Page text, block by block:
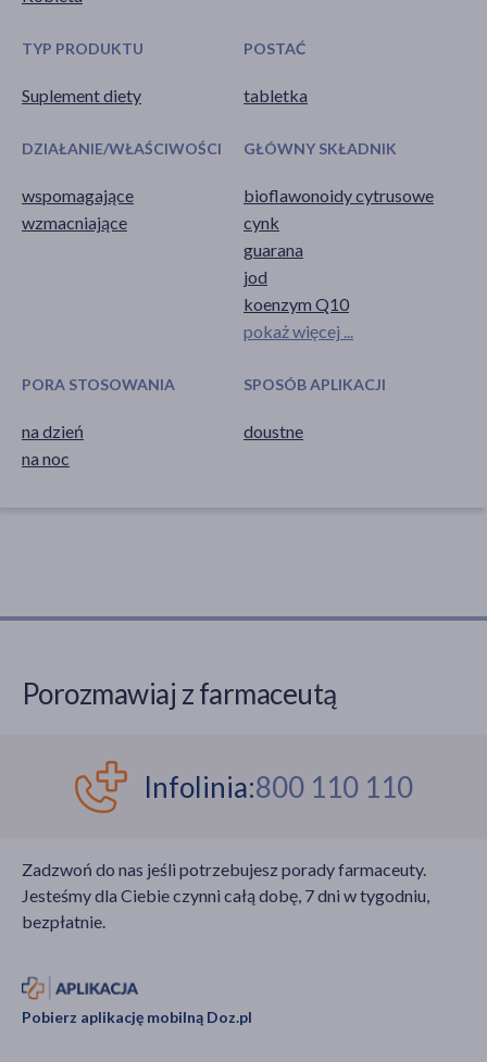
TYP PRODUKTU
Suplement diety
POSTAĆ
tabletka
DZIAŁANIE/WŁAŚCIWOŚCI
wspomagające
wzmacniające
GŁÓWNY SKŁADNIK
bioflawonoidy cytrusowe
cynk
guarana
jod
koenzym Q10
pokaż więcej ...
PORA STOSOWANIA
na dzień
na noc
SPOSÓB APLIKACJI
doustne
Porozmawiaj z farmaceutą
Infolinia:800 110 110
Zadzwoń do nas jeśli potrzebujesz porady farmaceuty.
Jesteśmy dla Ciebie czynni całą dobę, 7 dni w tygodniu,
bezpłatnie.
Pobierz aplikację mobilną Doz.pl